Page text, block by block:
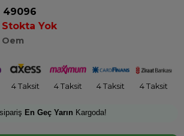
49096
Stokta Yok
Oem
4 Taksit 4 Taksit 4 Taksit 4 Taksit
En Geç Yarın Kargoda!